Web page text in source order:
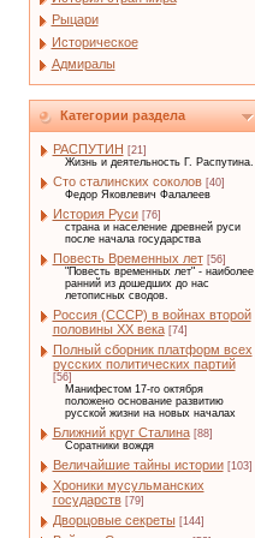
Рыцари
Историческое
Адмиралы
Категории раздела
РАСПУТИН [21]
Жизнь и деятельность Г. Распутина.
Сто сталинских соколов [40]
Федор Яковлевич Фалалеев
История Руси [76]
страна и население древней руси
после начала государства
Повесть Временных лет [56]
"Повесть временных лет" - наиболее
ранний из дошедших до нас
летописных сводов.
Россия (СССР) в войнах второй
половины XX века [74]
Полный сборник платформ всех
русских политических партий
[56]
Манифестом 17-го октября
положено основание развитию
русской жизни на новых началах
Ближний круг Сталина [88]
Соратники вождя
Величайшие тайны истории [103]
Хроники мусульманских
государств [79]
Дворцовые секреты [144]